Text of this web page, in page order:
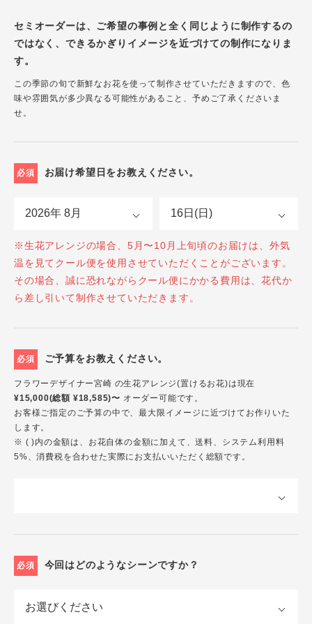
セミオーダーは、ご希望の事例と全く同じように制作するの
ではなく、できるかぎりイメージを近づけての制作になりま
す。
この季節の旬で新鮮なお花を使って制作させていただきますので、色
味や雰囲気が多少異なる可能性があること、予めご了承くださいま
せ。
必須 お届け希望日をお教えください。
※生花アレンジの場合、5月〜10月上旬頃のお届けは、外気
温を見てクール便を使用させていただくことがございます。
その場合、誠に恐れながらクール便にかかる費用は、花代か
ら差し引いて制作させていただきます。
必須 ご予算をお教えください。
フラワーデザイナー宮崎 の生花アレンジ(置けるお花)は現在
¥15,000(総額 ¥18,585)〜 オーダー可能です。
お客様ご指定のご予算の中で、最大限イメージに近づけてお作りいた
します。
※ ( )内の金額は、お花自体の金額に加えて、送料、システム利用料
5%、消費税を合わせた実際にお支払いいただく総額です。
必須 今回はどのようなシーンですか？